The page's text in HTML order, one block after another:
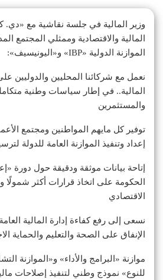
وزير المالية في جلسة نقاشية مع «دي.
المالية والاقتصادية وممثلي المجتمع
الموازنة الدولية «IBP» و«اليونيسيف»:
نعمل مع شركائنا المحليين والدوليين
المالية.. في إطار سياسات وطنية
والمستثمرين
توفير كل مايهم المواطنين ومجتمع
إعداد وتنفيذ الموازنة العامة للدولة
إتاحة بيانات موثقة ودقيقة حول دورة
الحكومة على اتخاذ قرارات أكثر شمولًا
الاقتصادي
نسعى إلى رفع كفاءة إدارة المالية
الإنفاق على الصحة والتعليم والحماية
موازنة «البرامج والأداء» و«الموازنة
للنوع» نموذج وطني لتنفيذ إصلاحات